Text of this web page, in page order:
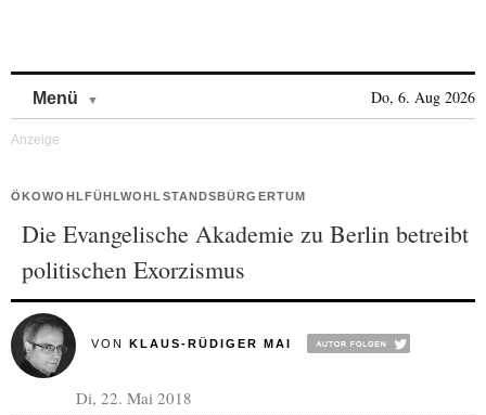
Menü Do, 6. Aug 2026
ÖKOWOHLFÜHLWOHLSTANDSBÜRGERTUM
Die Evangelische Akademie zu Berlin betreibt
politischen Exorzismus
VON KLAUS-RÜDIGER MAI
Di, 22. Mai 2018